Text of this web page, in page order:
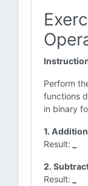
Perform
functions
in binary
1.
Result:
2.
Result: